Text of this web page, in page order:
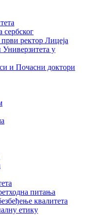
ректор Лицеја
у
и Почасни доктори
питања
квалитета
етику